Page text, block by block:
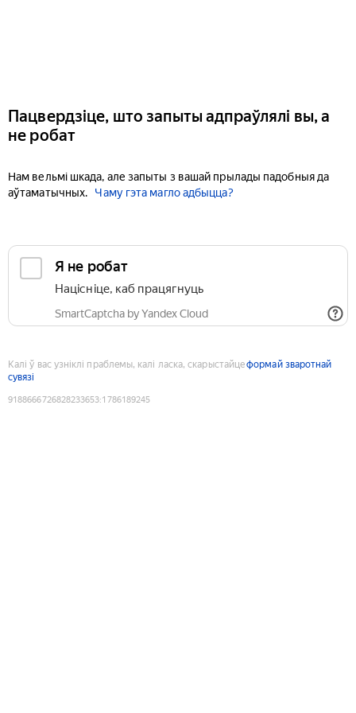
Пацвердзіце, што запыты адпраўлялі вы, а
не робат
Нам вельмі шкада, але запыты з вашай прылады падобныя да
аўтаматычных.
Чаму гэта магло адбыцца?
Я не робат
Націсніце, каб працягнуць
SmartCaptcha by Yandex Cloud
Калі ў вас узніклі праблемы, калі ласка, скарыстайцеформай зваротнай
сувязі
9188666726828233653:1786189245